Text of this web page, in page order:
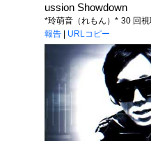
ussion Showdown
*玲萌音（れもん）* 30 回
報告
URLコピー